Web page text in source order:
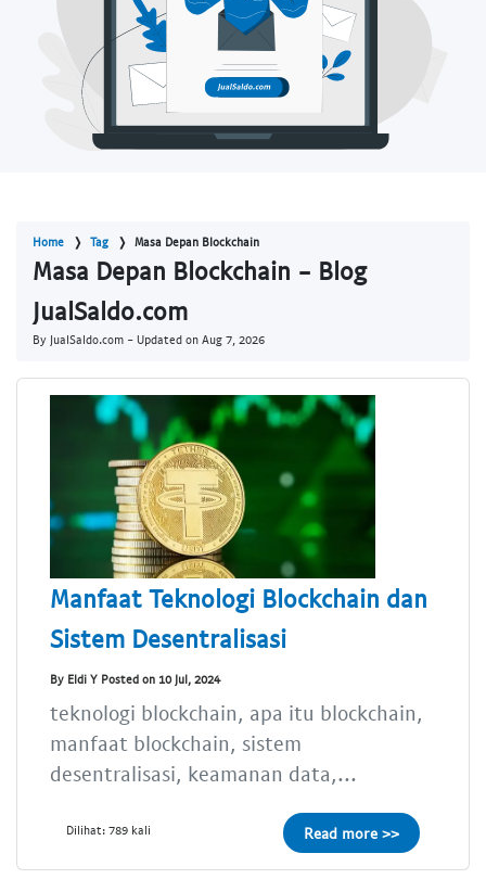
Home Tag Masa Depan Blockchain
Masa Depan Blockchain - Blog
JualSaldo.com
By JualSaldo.com - Updated on Aug 7, 2026
Manfaat Teknologi Blockchain dan
Sistem Desentralisasi
By Eldi Y Posted on 10 Jul, 2024
teknologi blockchain, apa itu blockchain,
manfaat blockchain, sistem
desentralisasi, keamanan data,...
Dilihat: 789 kali Read more >>